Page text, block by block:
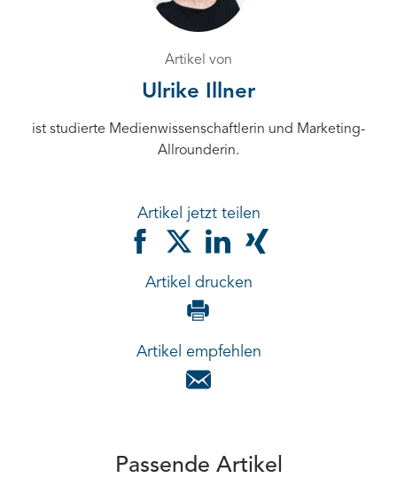
Artikel von
Ulrike Illner
ist studierte Medienwissenschaftlerin und Marketing-
Allrounderin.
Artikel jetzt teilen
Artikel drucken
Artikel empfehlen
Passende Artikel